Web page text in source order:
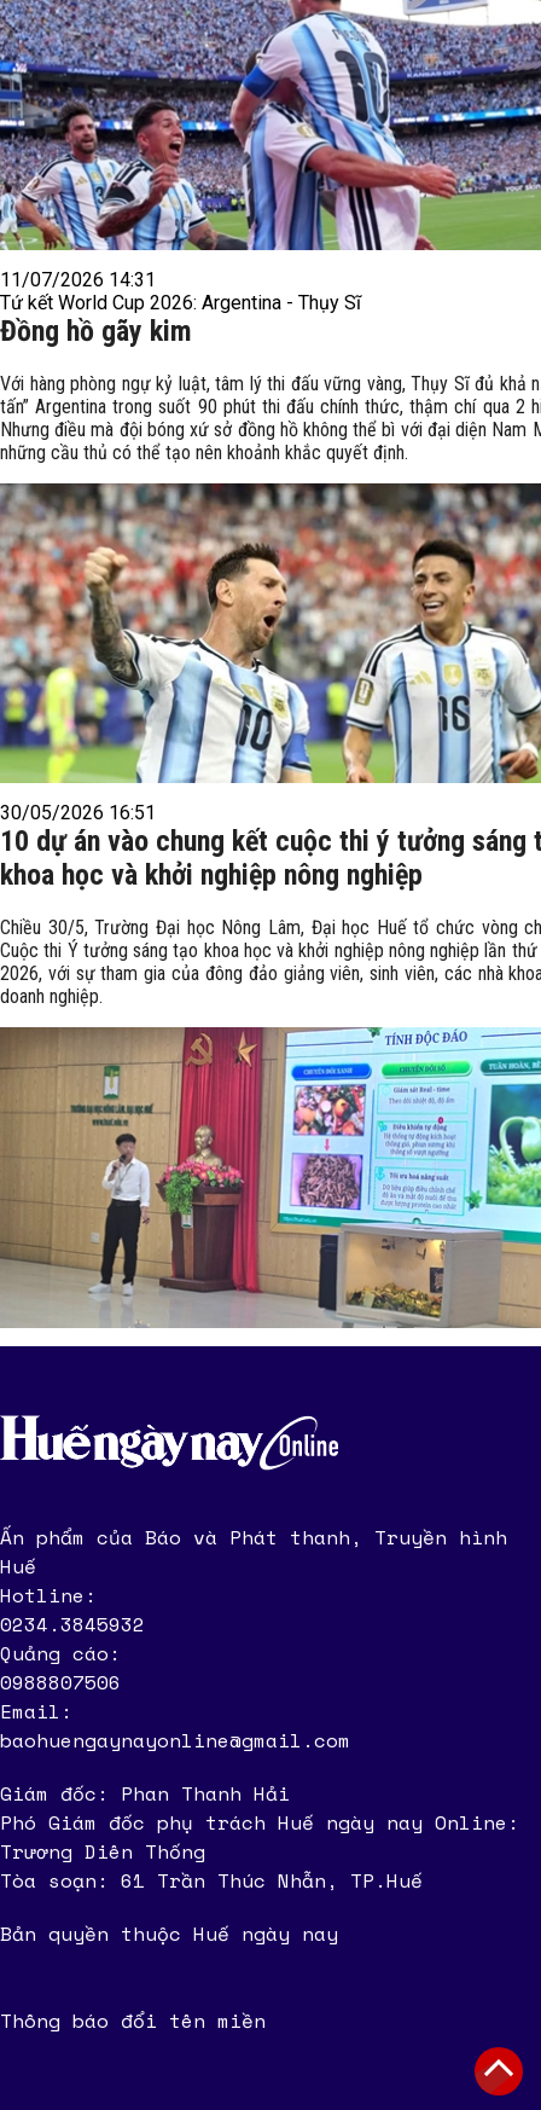
11/07/2026 14:31
Tứ kết World Cup 2026: Argentina - Thụy Sĩ
Đồng hồ gãy kim
Với hàng phòng ngự kỷ luật, tâm lý thi đấu vững vàng, Thụy Sĩ đủ khả
tấn” Argentina trong suốt 90 phút thi đấu chính thức, thậm chí qua 2
Nhưng điều mà đội bóng xứ sở đồng hồ không thể bì với đại diện Nam
những cầu thủ có thể tạo nên khoảnh khắc quyết định.
30/05/2026 16:51
10 dự án vào chung kết cuộc thi ý tưởng sáng
khoa học và khởi nghiệp nông nghiệp
Chiều 30/5, Trường Đại học Nông Lâm, Đại học Huế tổ chức vòng
Cuộc thi Ý tưởng sáng tạo khoa học và khởi nghiệp nông nghiệp lần
2026, với sự tham gia của đông đảo giảng viên, sinh viên, các nhà
doanh nghiệp.
Ấn phẩm của Báo và Phát thanh, Truyền hình
Huế
Hotline:
0234.3845932
Quảng cáo:
0988807506
Email:
baohuengaynayonline@gmail.com
Giám đốc: Phan Thanh Hải
Phó Giám đốc phụ trách Huế ngày nay Online:
Trương Diên Thống
Tòa soạn: 61 Trần Thúc Nhẫn, TP.Huế
Bản quyền thuộc Huế ngày nay
Thông báo đổi tên miền